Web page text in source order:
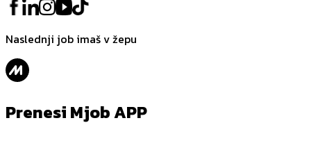
Naslednji job imaš v žepu
Prenesi Mjob APP